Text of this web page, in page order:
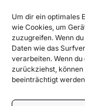
Um dir ein optimales
wie Cookies, um
zuzugreifen. Wenn
Daten wie das
verarbeiten. Wenn
zurückziehst,
beeinträchtigt
Recht &
Impressum
Datenschutz
AGB
Cookies